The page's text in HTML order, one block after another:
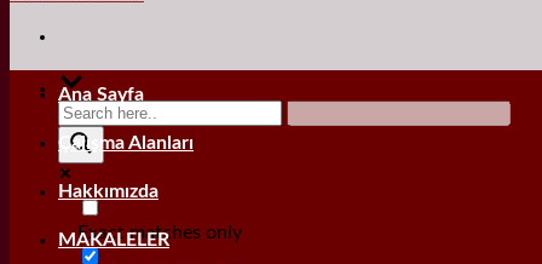
Exact matches only
Ana Sayfa
Çalışma Alanları
Hakkımızda
MAKALELER